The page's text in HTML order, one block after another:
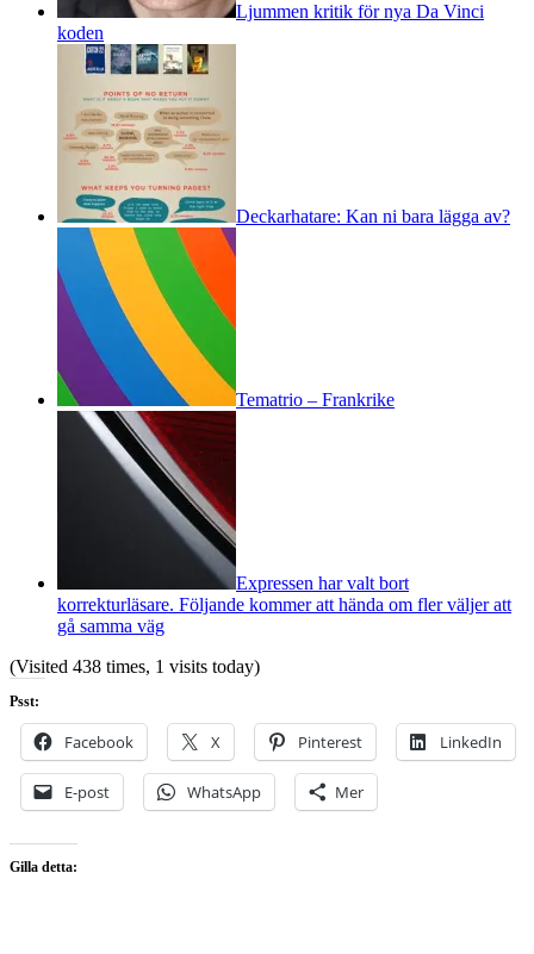
Ljummen kritik för nya Da Vinci
koden
Deckarhatare: Kan ni bara lägga av?
Tematrio – Frankrike
Expressen har valt bort
korrekturläsare. Följande kommer att hända om fler väljer att
gå samma väg
(Visited 438 times, 1 visits today)
Psst:
Facebook X Pinterest LinkedIn
E-post WhatsApp Mer
Gilla detta: